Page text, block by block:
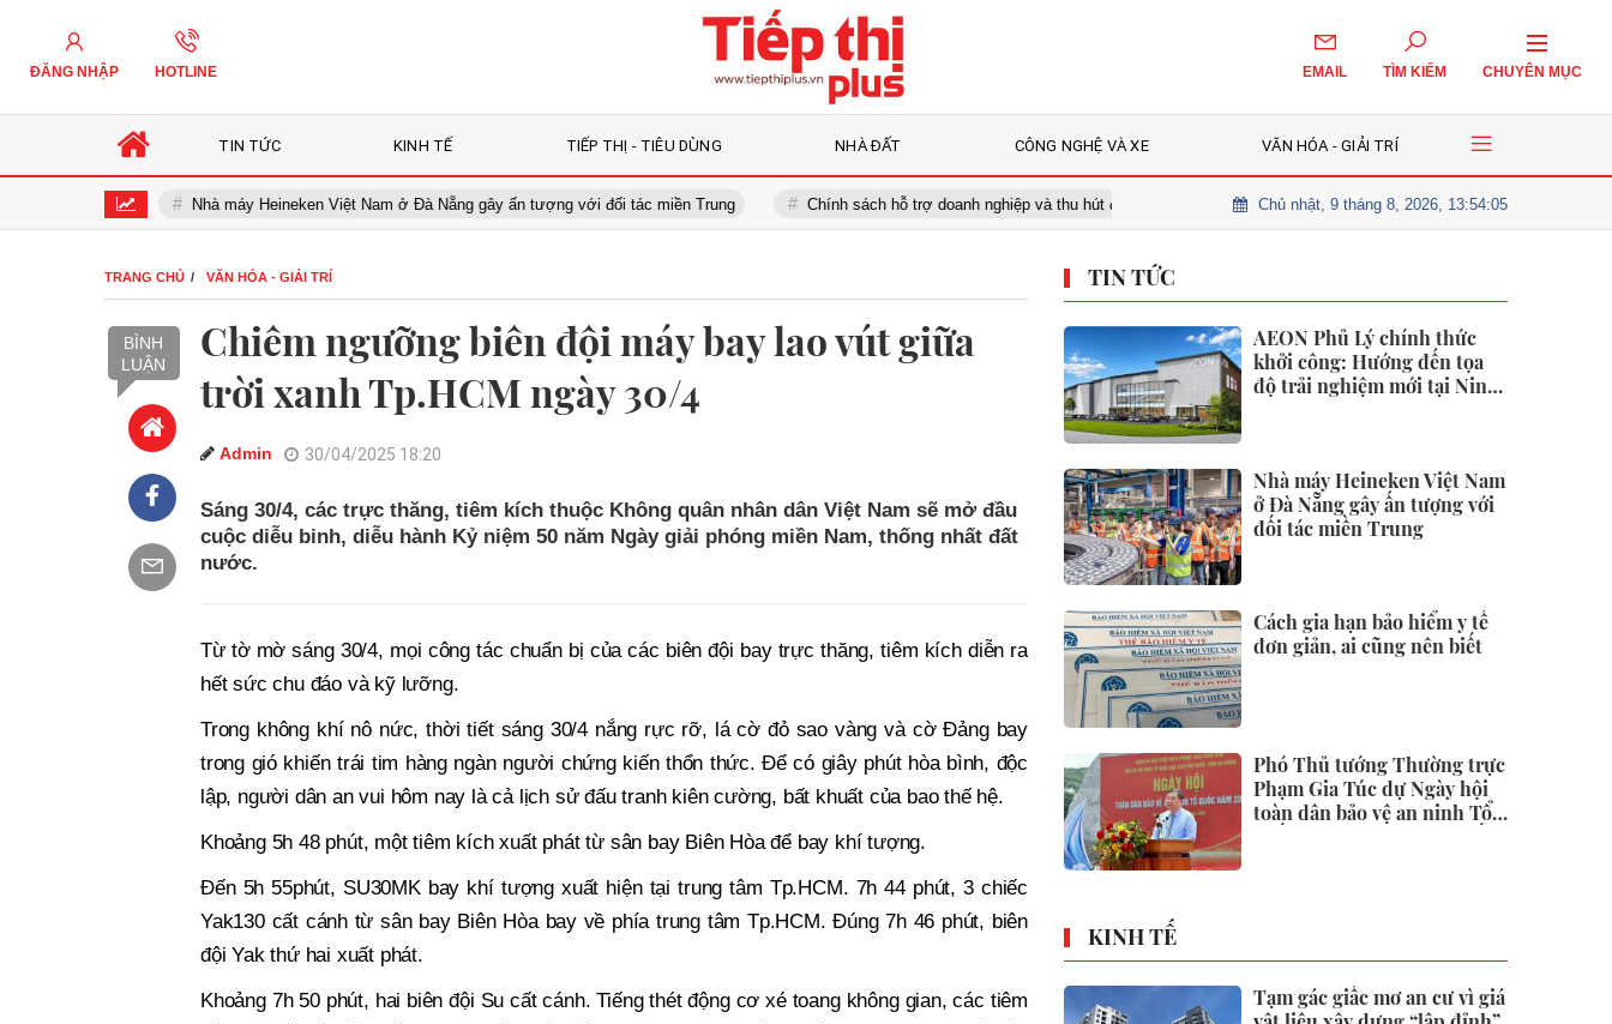
ĐĂNG NHẬP HOTLINE EMAIL TÌM KIẾM CHUYÊN MỤC
TIN TỨC KINH TẾ TIẾP THỊ - TIÊU DÙNG NHÀ ĐẤT CÔNG NGHỆ VÀ XE VĂN HÓA - GIẢI TRÍ
Nhà máy Heineken Việt Nam ở Đà Nẵng gây ấn tượng với đối tác miền Trung Chính sách hỗ trợ doanh nghiệp và thu hút đầu tư trong lĩnh vực văn hóa số AgriS vượt kế hoạch doanh thu, tăng
Chủ nhật, 9 tháng 8, 2026, 13:54:06
TRANG CHỦ VĂN HÓA - GIẢI TRÍ
BÌNH
LUẬN
Chiêm ngưỡng biên đội máy bay lao vút giữa
trời xanh Tp.HCM ngày 30/4
Admin 30/04/2025 18:20
Sáng 30/4, các trực thăng, tiêm kích thuộc Không quân nhân dân Việt Nam sẽ mở đầu
cuộc diễu binh, diễu hành Kỷ niệm 50 năm Ngày giải phóng miền Nam, thống nhất đất
nước.
Từ tờ mờ sáng 30/4, mọi công tác chuẩn bị của các biên đội bay trực thăng, tiêm kích diễn ra
hết sức chu đáo và kỹ lưỡng.
Trong không khí nô nức, thời tiết sáng 30/4 nắng rực rỡ, lá cờ đỏ sao vàng và cờ Đảng bay
trong gió khiến trái tim hàng ngàn người chứng kiến thổn thức. Để có giây phút hòa bình, độc
lập, người dân an vui hôm nay là cả lịch sử đấu tranh kiên cường, bất khuất của bao thế hệ.
Khoảng 5h 48 phút, một tiêm kích xuất phát từ sân bay Biên Hòa để bay khí tượng.
Đến 5h 55phút, SU30MK bay khí tượng xuất hiện tại trung tâm Tp.HCM. 7h 44 phút, 3 chiếc
Yak130 cất cánh từ sân bay Biên Hòa bay về phía trung tâm Tp.HCM. Đúng 7h 46 phút, biên
đội Yak thứ hai xuất phát.
Khoảng 7h 50 phút, hai biên đội Su cất cánh. Tiếng thét động cơ xé toang không gian, các tiêm
TIN TỨC
AEON Phủ Lý chính thức
khởi công: Hướng đến tọa
độ trải nghiệm mới tại Ninh
Nhà máy Heineken Việt Nam
ở Đà Nẵng gây ấn tượng với
đối tác miền Trung
Cách gia hạn bảo hiểm y tế
đơn giản, ai cũng nên biết
Phó Thủ tướng Thường trực
Phạm Gia Túc dự Ngày hội
toàn dân bảo vệ an ninh Tổ
KINH TẾ
Tạm gác giấc mơ an cư vì giá